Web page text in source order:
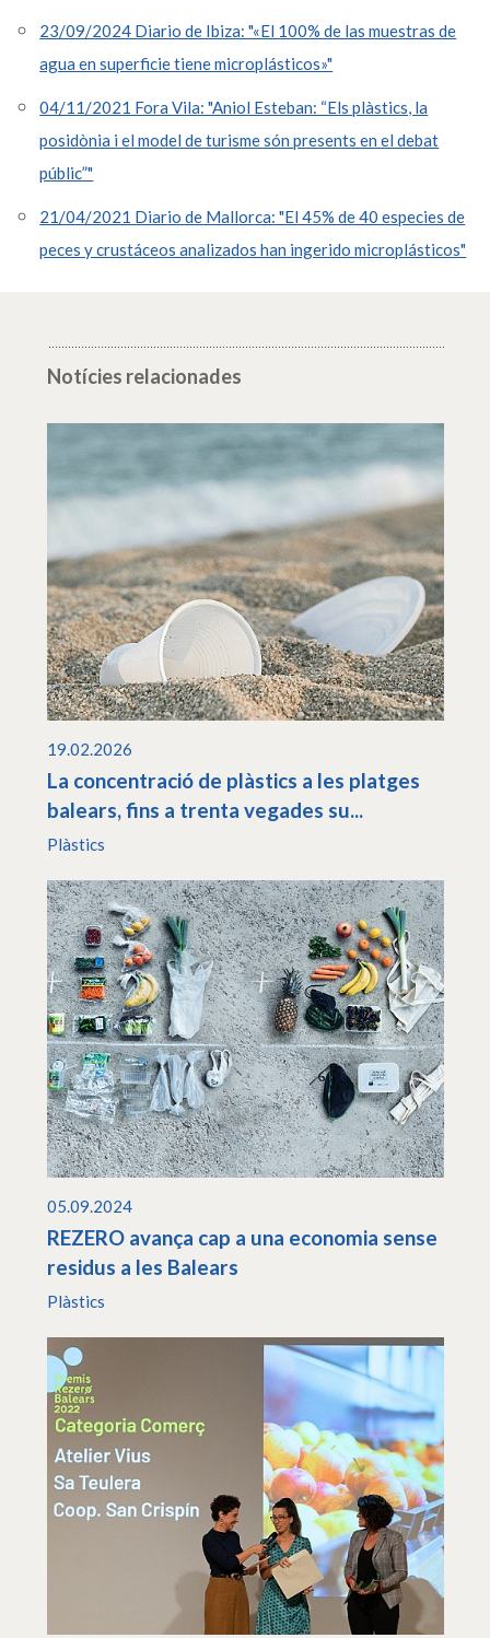
23/09/2024 Diario de Ibiza: "«El 100% de las muestras de
agua en superficie tiene microplásticos»"
04/11/2021 Fora Vila: "Aniol Esteban: “Els plàstics, la
posidònia i el model de turisme són presents en el debat
públic”"
21/04/2021 Diario de Mallorca: "El 45% de 40 especies de
peces y crustáceos analizados han ingerido microplásticos"
Notícies relacionades
19.02.2026
La concentració de plàstics a les platges
balears, fins a trenta vegades su...
Plàstics
05.09.2024
REZERO avança cap a una economia sense
residus a les Balears
Plàstics